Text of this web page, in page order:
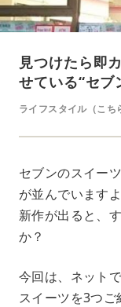
見つけたら即
せている“セブ
ライフスタイル（こち
セブンのスイー
が並んでいますよ
新作が出ると、
か？
今回は、ネット
スイーツを3つご